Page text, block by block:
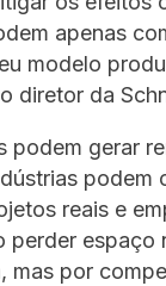
apenas
modelo
diretor da
podem gerar
podem
reais e
perder espaço
mas por